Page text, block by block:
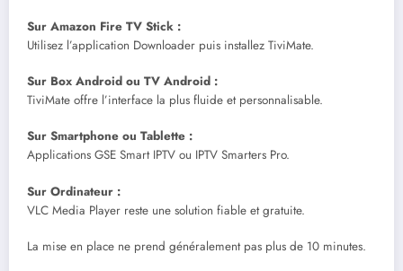
Sur Amazon Fire TV Stick :
Utilisez l’application Downloader puis installez TiviMate.
Sur Box Android ou TV Android :
TiviMate offre l’interface la plus fluide et personnalisable.
Sur Smartphone ou Tablette :
Applications GSE Smart IPTV ou IPTV Smarters Pro.
Sur Ordinateur :
VLC Media Player reste une solution fiable et gratuite.
La mise en place ne prend généralement pas plus de 10 minutes.